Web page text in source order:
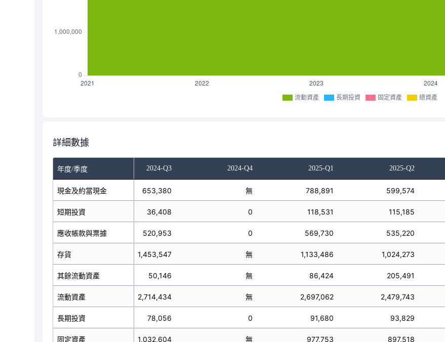
流動資產 長期投資 固定資產 總資產
詳細數據
年度/季度
2024-Q2 2024-Q3 2024-Q4 2025-Q1 2025-Q2
現金及約當現金
短期投資
應收帳款與票據
存貨
其餘流動資產
流動資產
長期投資
固定資產
793,939 653,380 無 788,891 599,574
41,879 36,408 0 118,531 115,185
480,100 520,953 0 569,730 535,220
1,584,598 1,453,547 無 1,133,486 1,024,273
50,602 50,146 無 86,424 205,491
2,951,118 2,714,434 無 2,697,062 2,479,743
75,401 78,056 0 91,680 93,829
1,050,590 1,032,604 無 977,753 897,518